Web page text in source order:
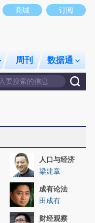
表财新观点和立场。推荐点击
商城 订阅
周刊 数据通
人口与经济
梁建章
成有论法
田成有
财经观察